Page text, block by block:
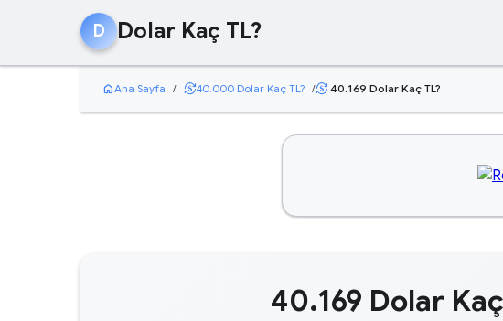
D Dolar Kaç TL?
homeAna Sayfa / currency_exchange40.000 Dolar Kaç TL? /currency_exchange 40.169 Dolar Kaç TL?
40.169 Dolar